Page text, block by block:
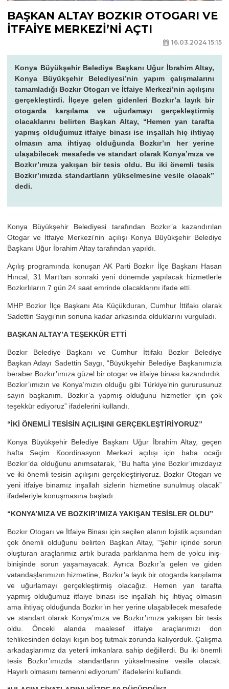
BAŞKAN ALTAY BOZKIR OTOGARI VE
İTFAİYE MERKEZİ’Nİ AÇTI
16.03.2024 15:15
Konya Büyükşehir Belediye Başkanı Uğur İbrahim Altay,
Konya Büyükşehir Belediyesi’nin yapım çalışmalarını
tamamladığı Bozkır Otogarı ve İtfaiye Merkezi’nin açılışını
gerçekleştirdi. İlçeye gelen gidenleri Bozkır’a layık bir
otogarda karşılama ve uğurlamayı gerçekleştirmiş
olacaklarını belirten Başkan Altay, “Hemen yan tarafta
yapmış olduğumuz itfaiye binası ise inşallah hiç ihtiyaç
olmasın ama ihtiyaç olduğunda Bozkır’ın her yerine
ulaşabilecek mesafede ve standart olarak Konya’mıza ve
Bozkır’ımıza yakışan bir tesis oldu. Bu iki önemli tesis
Bozkır’ımızda standartların yükselmesine vesile olacak”
dedi.
Konya Büyükşehir Belediyesi tarafından Bozkır’a kazandırılan
Otogar ve İtfaiye Merkezi’nin açılışı Konya Büyükşehir Belediye
Başkanı Uğur İbrahim Altay tarafından yapıldı.
Açılış programında konuşan AK Parti Bozkır İlçe Başkanı Hasan
Hıncal, 31 Mart’tan sonraki yeni dönemde yapılacak hizmetlerle
Bozkırlıların 7 gün 24 saat emrinde olacaklarını ifade etti.
MHP Bozkır İlçe Başkanı Ata Küçükduran, Cumhur İttifakı olarak
Sadettin Saygı’nın sonuna kadar arkasında olduklarını vurguladı.
BAŞKAN ALTAY’A TEŞEKKÜR ETTİ
Bozkır Belediye Başkanı ve Cumhur İttifakı Bozkır Belediye
Başkan Adayı Sadettin Saygı, “Büyükşehir Belediye Başkanımızla
beraber Bozkır’ımıza güzel bir otogar ve itfaiye binası kazandırdık.
Bozkır’ımızın ve Konya’mızın olduğu gibi Türkiye’nin gururusunuz
sayın başkanım. Bozkır’a yapmış olduğunu hizmetler için çok
teşekkür ediyoruz” ifadelerini kullandı.
“İKİ ÖNEMLİ TESİSİN AÇILIŞINI GERÇEKLEŞTİRİYORUZ”
Konya Büyükşehir Belediye Başkanı Uğur İbrahim Altay, geçen
hafta Seçim Koordinasyon Merkezi açılışı için baba ocağı
Bozkır’da olduğunu anımsatarak, “Bu hafta yine Bozkır’ımızdayız
ve iki önemli tesisin açılışını gerçekleştiriyoruz. Bozkır Otogarı ve
yeni itfaiye binamız inşallah sizlerin hizmetine sunulmuş olacak”
ifadeleriyle konuşmasına başladı.
“KONYA’MIZA VE BOZKIR’IMIZA YAKIŞAN TESİSLER OLDU”
Bozkır Otogarı ve İtfaiye Binası için seçilen alanın lojistik açısından
çok önemli olduğunu belirten Başkan Altay, “Şehir içinde sorun
oluşturan araçlarımız artık burada parklanma hem de yolcu iniş-
binişinde sorun yaşamayacak. Ayrıca Bozkır’a gelen ve giden
vatandaşlarımızın hizmetine, Bozkır’a layık bir otogarda karşılama
ve uğurlamayı gerçekleştirmiş olacağız. Hemen yan tarafta
yapmış olduğumuz itfaiye binası ise inşallah hiç ihtiyaç olmasın
ama ihtiyaç olduğunda Bozkır’ın her yerine ulaşabilecek mesafede
ve standart olarak Konya’mıza ve Bozkır’ımıza yakışan bir tesis
oldu. Önceki alanda maalesef itfaiye araçlarımızı don
tehlikesinden dolayı kışın boş tutmak zorunda kalıyorduk. Çalışma
arkadaşlarımız da yeterli imkanlara sahip değillerdi. Bu iki önemli
tesis Bozkır’ımızda standartların yükselmesine vesile olacak.
Hayırlı olmasını temenni ediyorum” ifadelerini kullandı.